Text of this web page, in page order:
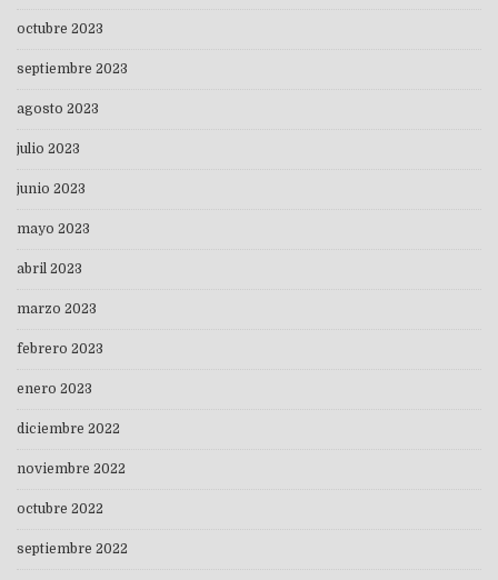
octubre 2023
septiembre 2023
agosto 2023
julio 2023
junio 2023
mayo 2023
abril 2023
marzo 2023
febrero 2023
enero 2023
diciembre 2022
noviembre 2022
octubre 2022
septiembre 2022